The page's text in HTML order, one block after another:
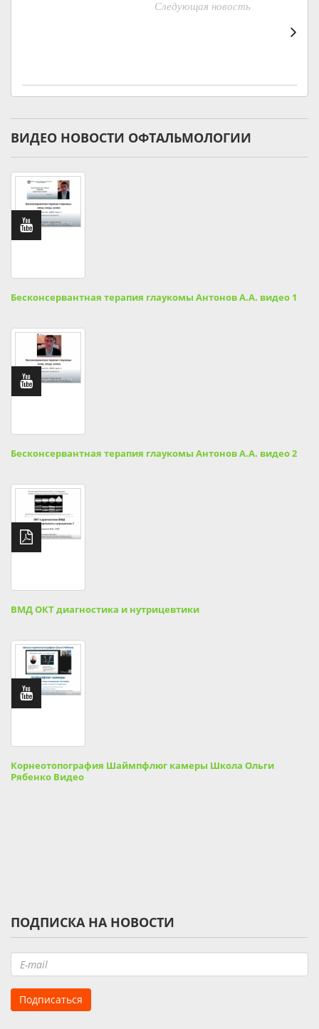
Следующая новость
ВИДЕО НОВОСТИ ОФТАЛЬМОЛОГИИ
Бесконсервантная терапия глаукомы Антонов А.А. видео 1
Бесконсервантная терапия глаукомы Антонов А.А. видео 2
ВМД ОКТ диагностика и нутрицевтики
Корнеотопография Шаймпфлюг камеры Школа Ольги
Рябенко Видео
ПОДПИСКА НА НОВОСТИ